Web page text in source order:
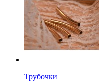
Трубочки